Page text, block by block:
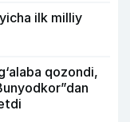
ilk milliy
qozondi,